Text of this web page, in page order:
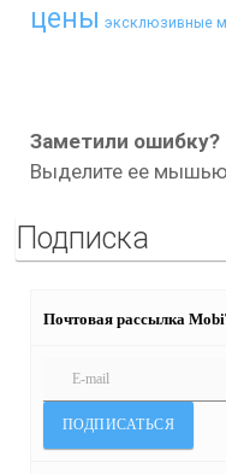
цены эксклюзивные
Заметили ошибку?
Выделите ее мышью
Подписка
Почтовая рассылка